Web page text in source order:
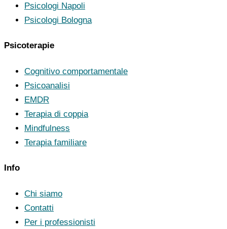
Psicologi Napoli
Psicologi Bologna
Psicoterapie
Cognitivo comportamentale
Psicoanalisi
EMDR
Terapia di coppia
Mindfulness
Terapia familiare
Info
Chi siamo
Contatti
Per i professionisti